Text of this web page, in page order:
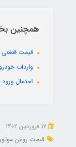
همچنین
قیمت
واردات خودرو در سال
احتمال
قیمت روغن